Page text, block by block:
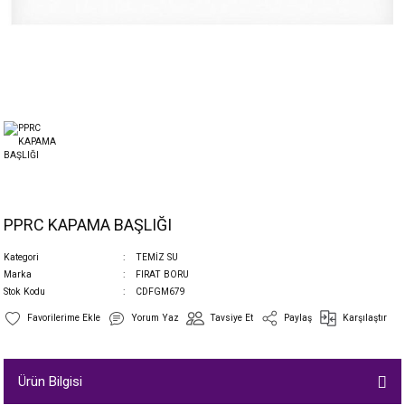
PPRC KAPAMA BAŞLIĞI
Kategori
TEMİZ SU
Marka
FIRAT BORU
Stok Kodu
CDFGM679
Yorum Yaz Tavsiye Et Paylaş Karşılaştır
Ürün Bilgisi